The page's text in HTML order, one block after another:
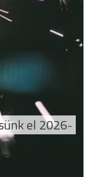
el 2026-